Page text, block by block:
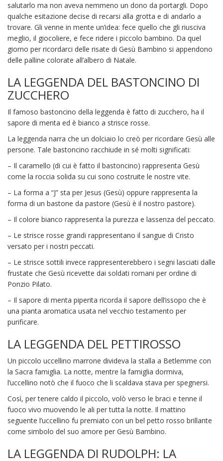
salutarlo ma non aveva nemmeno un dono da portargli. Dopo
qualche esitazione decise di recarsi alla grotta e di andarlo a
trovare. Gli venne in mente un’idea: fece quello che gli riusciva
meglio, il giocoliere, e fece ridere i piccolo bambino. Da quel
giorno per ricordarci delle risate di Gesù Bambino si appendono
delle palline colorate all’albero di Natale.
LA LEGGENDA DEL BASTONCINO DI
ZUCCHERO
Il famoso bastoncino della leggenda è fatto di zucchero, ha il
sapore di menta ed è bianco a strisce rosse.
La leggenda narra che un dolciaio lo creò per ricordare Gesù alle
persone. Tale bastoncino racchiude in sé molti significati:
– Il caramello (di cui è fatto il bastoncino) rappresenta Gesù
come la roccia solida su cui sono costruite le nostre vite.
– La forma a “J” sta per Jesus (Gesù) oppure rappresenta la
forma di un bastone da pastore (Gesù è il nostro pastore).
– Il colore bianco rappresenta la purezza e lassenza del peccato.
– Le strisce rosse grandi rappresentano il sangue di Cristo
versato per i nostri peccati.
– Le strisce sottili invece rappresenterebbero i segni lasciati dalle
frustate che Gesù ricevette dai soldati romani per ordine di
Ponzio Pilato.
– Il sapore di menta piperita ricorda il sapore dell’issopo che è
una pianta aromatica usata nel vecchio testamento per
purificare.
LA LEGGENDA DEL PETTIROSSO
Un piccolo uccellino marrone divideva la stalla a Betlemme con
la Sacra famiglia. La notte, mentre la famiglia dormiva,
l’uccellino notò che il fuoco che li scaldava stava per spegnersi.
Così, per tenere caldo il piccolo, volò verso le braci e tenne il
fuoco vivo muovendo le ali per tutta la notte. Il mattino
seguente l’uccellino fu premiato con un bel petto rosso brillante
come simbolo del suo amore per Gesù Bambino.
LA LEGGENDA DI RUDOLPH: LA